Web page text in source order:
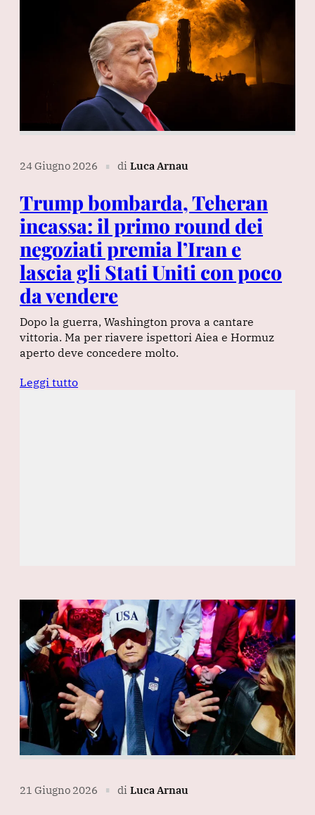
24 Giugno 2026 ∎ di Luca Arnau
Trump bombarda, Teheran
incassa: il primo round dei
negoziati premia l’Iran e
lascia gli Stati Uniti con poco
da vendere
Dopo la guerra, Washington prova a cantare
vittoria. Ma per riavere ispettori Aiea e Hormuz
aperto deve concedere molto.
Leggi tutto
21 Giugno 2026 ∎ di Luca Arnau